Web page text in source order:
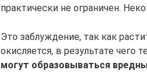
практически не ограничен.
Это заблуждение, так как
окисляется, в результате чего
могут образовываться